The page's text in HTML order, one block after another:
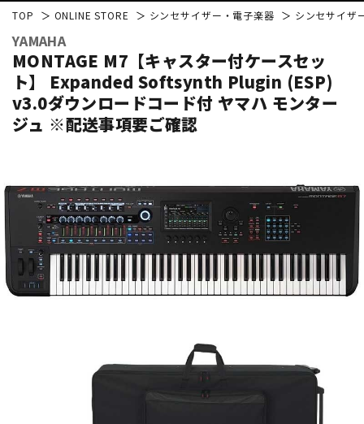
エレキギター アコギ/エレアコ
ドラム パーカッション
キーボード 電子ピアノ
アンプ エフェクター
TOP ONLINE STORE シンセサイザー・電子楽器 シンセサイザ
YAMAHA
MONTAGE M7【キャスター付ケースセッ
ト】 Expanded Softsynth Plugin (ESP)
v3.0ダウンロードコード付 ヤマハ モンター
ジュ ※配送事項要ご確認